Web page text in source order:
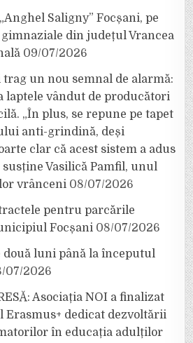
Saligny” Focșani, pe
din județul Vrancea
09/07/2026
un nou semnal de alarmă:
laptele vândut de producători
„În plus, se repune pe tapet
anti-grindină, deși
clar că acest sistem a adus
Vasilică Pamfil, unul
vrânceni 08/07/2026
pentru parcările
Focșani 08/07/2026
două luni până la începutul
07/2026
Asociația NOI a finalizat
Erasmus+ dedicat dezvoltării
în educația adulților